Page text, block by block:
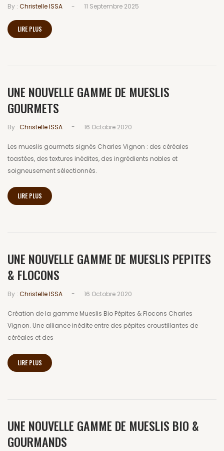
By : Christelle ISSA - 11 Septembre 2025
LIRE PLUS
UNE NOUVELLE GAMME DE MUESLIS
GOURMETS
By : Christelle ISSA - 16 Octobre 2020
Les mueslis gourmets signés Charles Vignon : des céréales
toastées, des textures inédites, des ingrédients nobles et
soigneusement sélectionnés.
LIRE PLUS
UNE NOUVELLE GAMME DE MUESLIS PEPITES
& FLOCONS
By : Christelle ISSA - 16 Octobre 2020
Création de la gamme Mueslis Bio Pépites & Flocons Charles
Vignon. Une alliance inédite entre des pépites croustillantes de
céréales et des
LIRE PLUS
UNE NOUVELLE GAMME DE MUESLIS BIO &
GOURMANDS